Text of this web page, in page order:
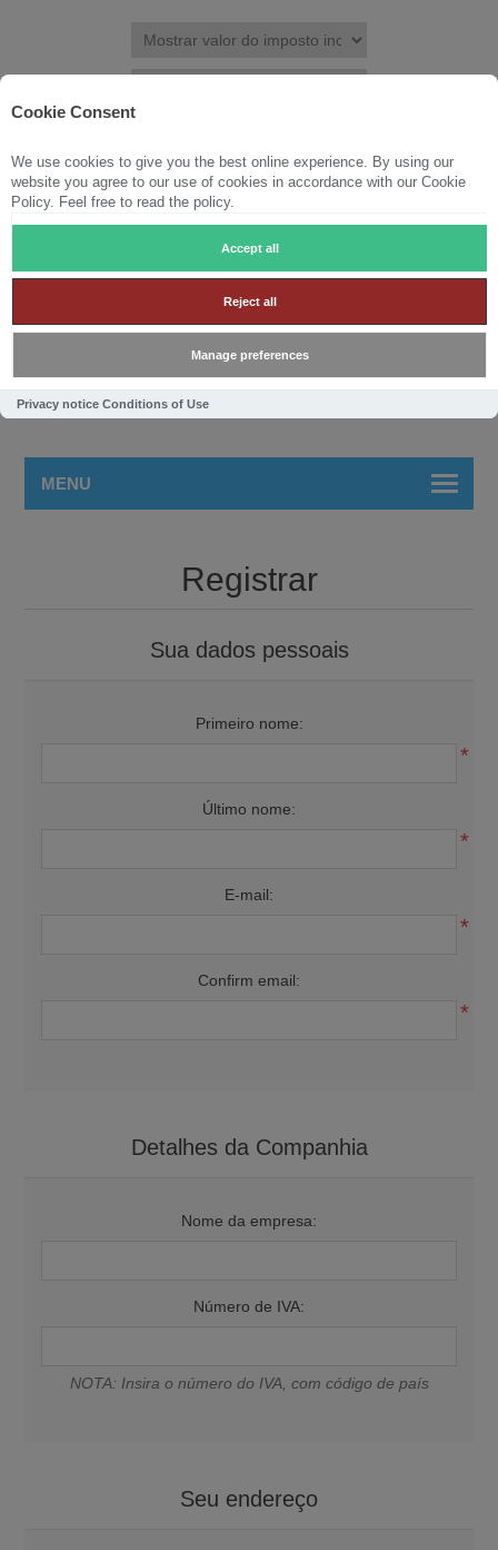
Cookie Consent
We use cookies to give you the best online experience. By using our
website you agree to our use of cookies in accordance with our Cookie
Policy. Feel free to read the policy.
Accept all
Reject all
Manage preferences
Privacy notice Conditions of Use
REGISTRAR ENTRAR LISTA DE DESEJOS (0)
CARRINHO DE COMPRAS (0)
MENU
Registrar
Sua dados pessoais
Primeiro nome:
*
Último nome:
*
E-mail:
*
Confirm email:
*
Detalhes da Companhia
Nome da empresa:
Número de IVA:
NOTA: Insira o número do IVA, com código de país
Seu endereço